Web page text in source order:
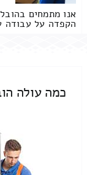
אנו מתמחים
הקפדה על עבודה
כמה עולה